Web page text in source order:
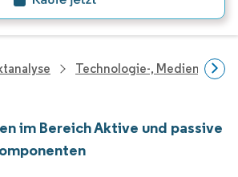
Technologie-, Medien- Und
im Bereich Aktive und passive